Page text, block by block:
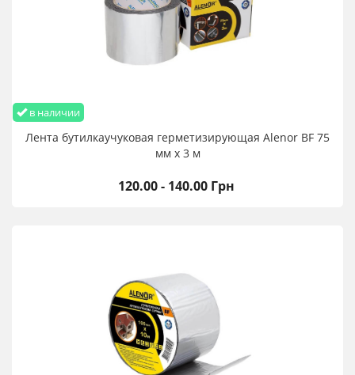
в наличии
Лента бутилкаучуковая герметизирующая Alenor BF 75
мм х 3 м
120.00 - 140.00 Грн